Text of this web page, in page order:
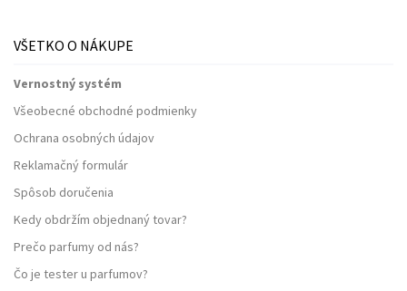
VŠETKO O NÁKUPE
Vernostný systém
Všeobecné obchodné podmienky
Ochrana osobných údajov
Reklamačný formulár
Spôsob doručenia
Kedy obdržím objednaný tovar?
Prečo parfumy od nás?
Čo je tester u parfumov?